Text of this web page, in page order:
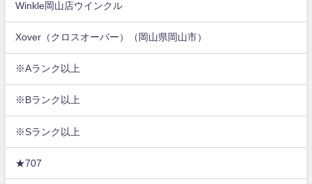
Winkle岡山店ウインクル
Xover（クロスオーバー）（岡山県岡山市）
※Aランク以上
※Bランク以上
※Sランク以上
★707